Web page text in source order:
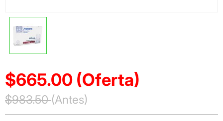
$665.00 (Oferta)
Precio reducido de
$983.50(Antes)